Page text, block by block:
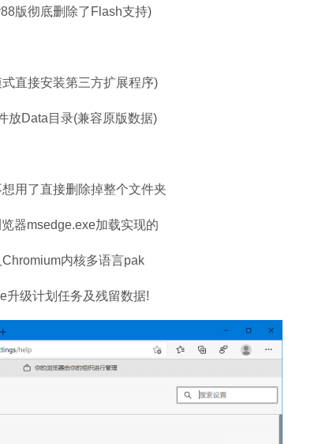
版彻底删除了Flash支持)
接安装第三方扩展程序)
Data目录(兼容原版数据)
了直接删除掉整个文件夹
msedge.exe加载实现的
内核多语言pak
级计划任务及残留数据!